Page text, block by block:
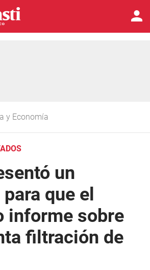
y Economía
un
que el
informe sobre
filtración de